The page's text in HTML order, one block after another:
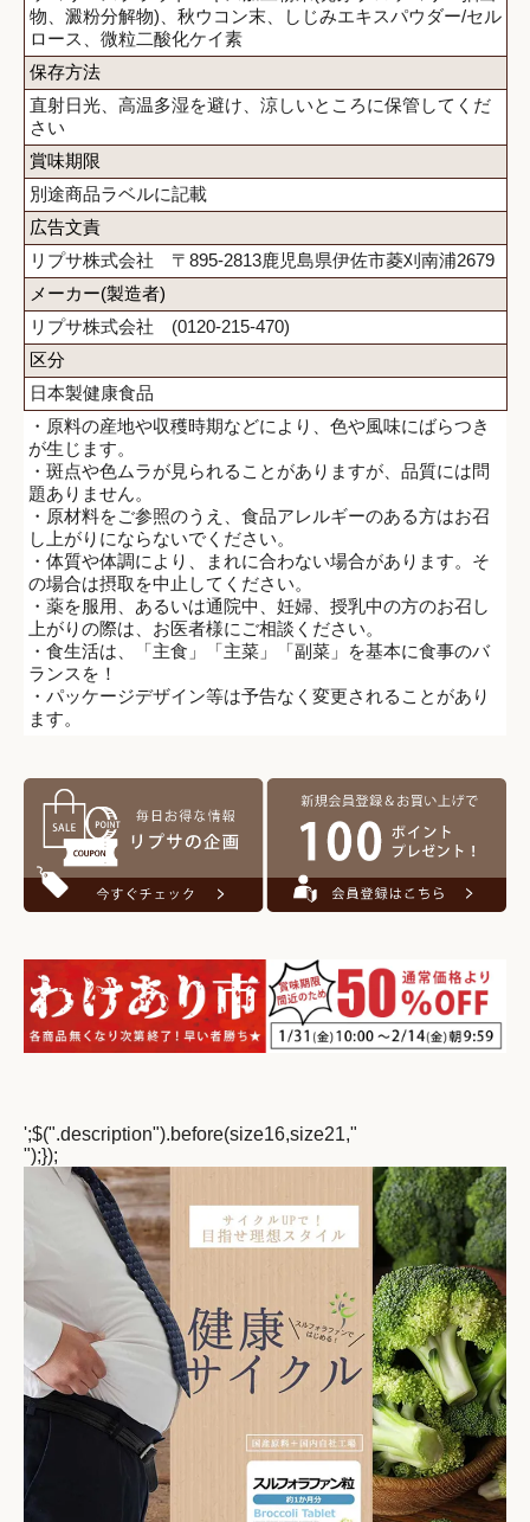
物、澱粉分解物)、秋ウコン末、しじみエキスパウダー/セル
ロース、微粒二酸化ケイ素
保存方法
直射日光、高温多湿を避け、涼しいところに保管してくだ
さい
賞味期限
別途商品ラベルに記載
広告文責
リプサ株式会社 〒895-2813鹿児島県伊佐市菱刈南浦2679
メーカー(製造者)
リプサ株式会社 (0120-215-470)
区分
日本製健康食品
・原料の産地や収穫時期などにより、色や風味にばらつき
が生じます。
・斑点や色ムラが見られることがありますが、品質には問
題ありません。
・原材料をご参照のうえ、食品アレルギーのある方はお召
し上がりにならないでください。
・体質や体調により、まれに合わない場合があります。そ
の場合は摂取を中止してください。
・薬を服用、あるいは通院中、妊婦、授乳中の方のお召し
上がりの際は、お医者様にご相談ください。
・食生活は、「主食」「主菜」「副菜」を基本に食事のバ
ランスを！
・パッケージデザイン等は予告なく変更されることがあり
ます。
';$(".description").before(size16,size21,"
");});